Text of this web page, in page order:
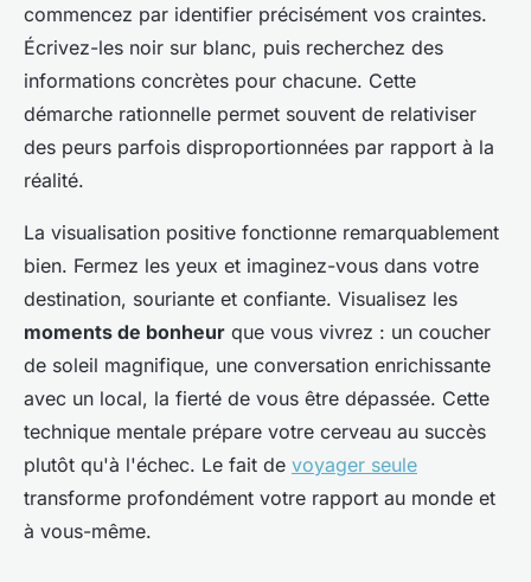
commencez par identifier précisément vos craintes.
Écrivez-les noir sur blanc, puis recherchez des
informations concrètes pour chacune. Cette
démarche rationnelle permet souvent de relativiser
des peurs parfois disproportionnées par rapport à la
réalité.
La visualisation positive fonctionne remarquablement
bien. Fermez les yeux et imaginez-vous dans votre
destination, souriante et confiante. Visualisez les
moments de bonheur que vous vivrez : un coucher
de soleil magnifique, une conversation enrichissante
avec un local, la fierté de vous être dépassée. Cette
technique mentale prépare votre cerveau au succès
plutôt qu'à l'échec. Le fait de voyager seule
transforme profondément votre rapport au monde et
à vous-même.